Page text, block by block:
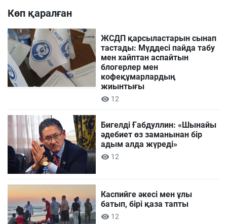
Көп қаралған
ЖСДП қарсыластарын сынап
тастады: Мүддесі пайда табу
мен хайптан аспайтын
блогерлер мен
кофеқұмарлардың
жиынтығы
12
Бигелді Ғабдуллин: «Шынайы
әдебиет өз заманынан бір
адым алда жүреді»
12
Каспийге әкесі мен ұлы
батып, бірі қаза тапты
12